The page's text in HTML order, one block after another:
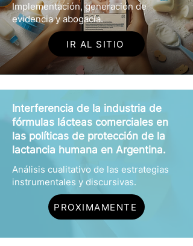
Implementación, generación de
evidencia y abogacía.
IR AL SITIO
Interferencia de la industria de
fórmulas lácteas comerciales en
las políticas de protección de la
lactancia humana en Argentina.
Análisis cualitativo de las estrategias
instrumentales y discursivas.
PROXIMAMENTE